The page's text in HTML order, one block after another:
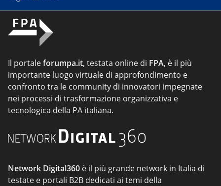
Il portaleforumpa.it, testata online di FPA, è il più
importante luogo virtuale di approfondimento e
confronto tra le community di innovatori impegnate
nei processi di trasformazione organizzativa e
tecnologica della PA italiana.
Network Digital360 è il più grande network in Italia di
testate e portali B2B dedicati ai temi della